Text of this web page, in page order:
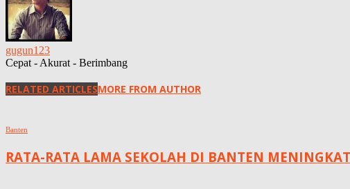
gugun123
Cepat - Akurat - Berimbang
RELATED ARTICLESMORE FROM AUTHOR
Banten
RATA-RATA LAMA SEKOLAH DI BANTEN